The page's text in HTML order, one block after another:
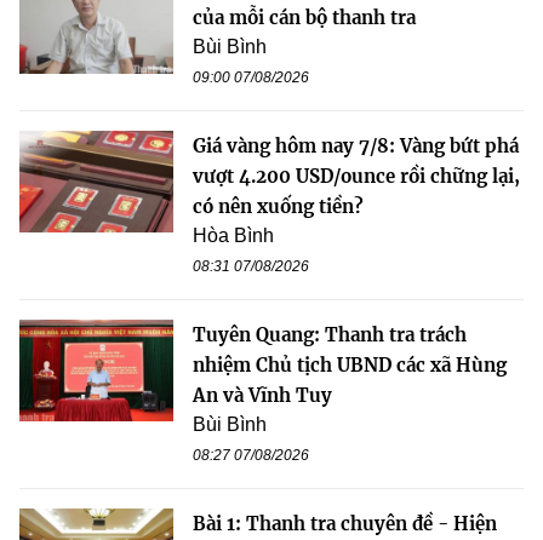
của mỗi cán bộ thanh tra
Bùi Bình
09:00 07/08/2026
Giá vàng hôm nay 7/8: Vàng bứt phá
vượt 4.200 USD/ounce rồi chững lại,
có nên xuống tiền?
Hòa Bình
08:31 07/08/2026
Tuyên Quang: Thanh tra trách
nhiệm Chủ tịch UBND các xã Hùng
An và Vĩnh Tuy
Bùi Bình
08:27 07/08/2026
Bài 1: Thanh tra chuyên đề - Hiện